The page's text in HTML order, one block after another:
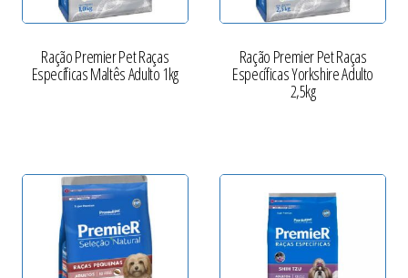
Ração Premier Pet Raças
Específicas Maltês Adulto 1kg
Ração Premier Pet Raças
Específicas Yorkshire Adulto
2,5kg